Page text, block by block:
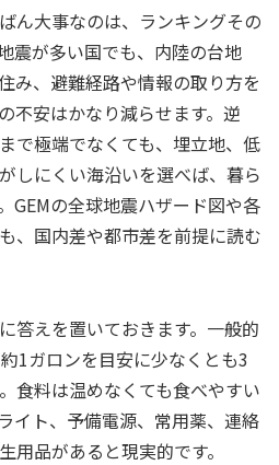
ん大事なのは、ランキングその
震が多い国でも、内陸の台地
み、避難経路や情報の取り方を
不安はかなり減らせます。逆
で極端でなくても、埋立地、低
しにくい海沿いを選べば、暮ら
GEMの全球地震ハザード図や各
、国内差や都市差を前提に読む
答えを置いておきます。一般的
1ガロンを目安に少なくとも3
食料は温めなくても食べやすい
イト、予備電源、常用薬、連絡
用品があると現実的です。